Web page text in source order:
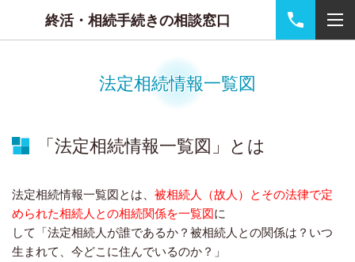
終活・相続手続きの相談窓口
法定相続情報一覧図
「法定相続情報一覧図」とは
法定相続情報一覧図とは、 被相続人（故人）とその法律で定
められた相続人との相続関係を一覧図に
して「法定相続人が誰であるか？被相続人との関係は？いつ
生まれて、今どこに住んでいるのか？」